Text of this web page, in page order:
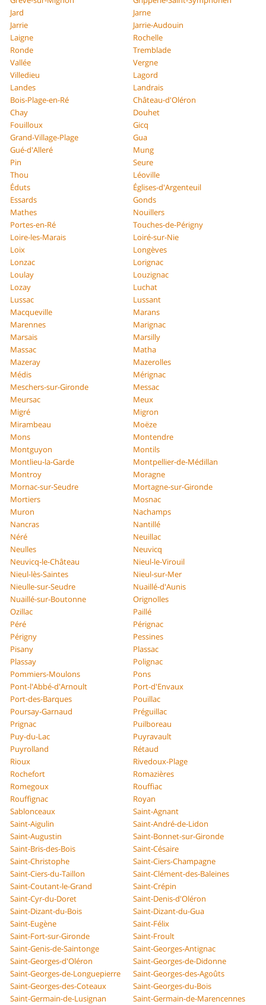
Jard
Jarne
Jarrie
Jarrie-Audouin
Laigne
Rochelle
Ronde
Tremblade
Vallée
Vergne
Villedieu
Lagord
Landes
Landrais
Bois-Plage-en-Ré
Château-d'Oléron
Chay
Douhet
Fouilloux
Gicq
Grand-Village-Plage
Gua
Gué-d'Alleré
Mung
Pin
Seure
Thou
Léoville
Éduts
Églises-d'Argenteuil
Essards
Gonds
Mathes
Nouillers
Portes-en-Ré
Touches-de-Périgny
Loire-les-Marais
Loiré-sur-Nie
Loix
Longèves
Lonzac
Lorignac
Loulay
Louzignac
Lozay
Luchat
Lussac
Lussant
Macqueville
Marans
Marennes
Marignac
Marsais
Marsilly
Massac
Matha
Mazeray
Mazerolles
Médis
Mérignac
Meschers-sur-Gironde
Messac
Meursac
Meux
Migré
Migron
Mirambeau
Moëze
Mons
Montendre
Montguyon
Montils
Montlieu-la-Garde
Montpellier-de-Médillan
Montroy
Moragne
Mornac-sur-Seudre
Mortagne-sur-Gironde
Mortiers
Mosnac
Muron
Nachamps
Nancras
Nantillé
Néré
Neuillac
Neulles
Neuvicq
Neuvicq-le-Château
Nieul-le-Virouil
Nieul-lès-Saintes
Nieul-sur-Mer
Nieulle-sur-Seudre
Nuaillé-d'Aunis
Nuaillé-sur-Boutonne
Orignolles
Ozillac
Paillé
Péré
Pérignac
Périgny
Pessines
Pisany
Plassac
Plassay
Polignac
Pommiers-Moulons
Pons
Pont-l'Abbé-d'Arnoult
Port-d'Envaux
Port-des-Barques
Pouillac
Poursay-Garnaud
Préguillac
Prignac
Puilboreau
Puy-du-Lac
Puyravault
Puyrolland
Rétaud
Rioux
Rivedoux-Plage
Rochefort
Romazières
Romegoux
Rouffiac
Rouffignac
Royan
Sablonceaux
Saint-Agnant
Saint-Aigulin
Saint-André-de-Lidon
Saint-Augustin
Saint-Bonnet-sur-Gironde
Saint-Bris-des-Bois
Saint-Césaire
Saint-Christophe
Saint-Ciers-Champagne
Saint-Ciers-du-Taillon
Saint-Clément-des-Baleines
Saint-Coutant-le-Grand
Saint-Crépin
Saint-Cyr-du-Doret
Saint-Denis-d'Oléron
Saint-Dizant-du-Bois
Saint-Dizant-du-Gua
Saint-Eugène
Saint-Félix
Saint-Fort-sur-Gironde
Saint-Froult
Saint-Genis-de-Saintonge
Saint-Georges-Antignac
Saint-Georges-d'Oléron
Saint-Georges-de-Didonne
Saint-Georges-de-Longuepierre
Saint-Georges-des-Agoûts
Saint-Georges-des-Coteaux
Saint-Georges-du-Bois
Saint-Germain-de-Lusignan
Saint-Germain-de-Marencennes